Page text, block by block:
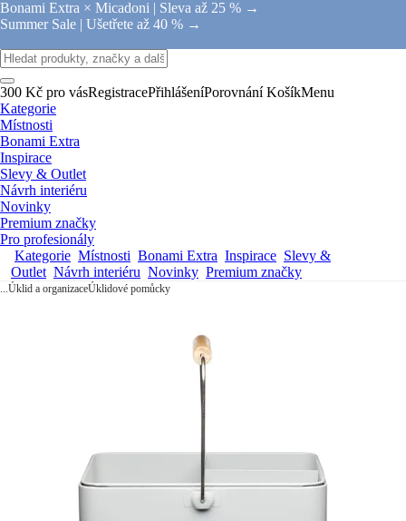
Bonami Extra × Micadoni | Sleva až 25 % →
Summer Sale | Ušetřete až 40 % →
300 Kč pro vásRegistracePřihlášeníPorovnání KošíkMenu
Kategorie
Místnosti
Bonami Extra
Inspirace
Slevy & Outlet
Návrh interiéru
Novinky
Premium značky
Pro profesionály
Kategorie Místnosti Bonami Extra Inspirace Slevy &
Outlet Návrh interiéru Novinky Premium značky
...Úklid a organizaceÚklidové pomůcky